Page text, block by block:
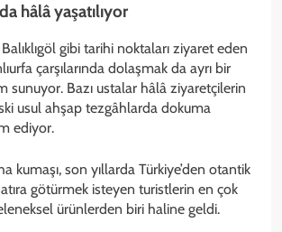
hâlâ yaşatılıyor
gibi tarihi noktaları ziyaret eden
çarşılarında dolaşmak da ayrı bir
sunuyor. Bazı ustalar hâlâ ziyaretçilerin
usul ahşap tezgâhlarda dokuma
ediyor.
kumaşı, son yıllarda Türkiye’den otantik
götürmek isteyen turistlerin en çok
ürünlerden biri haline geldi.